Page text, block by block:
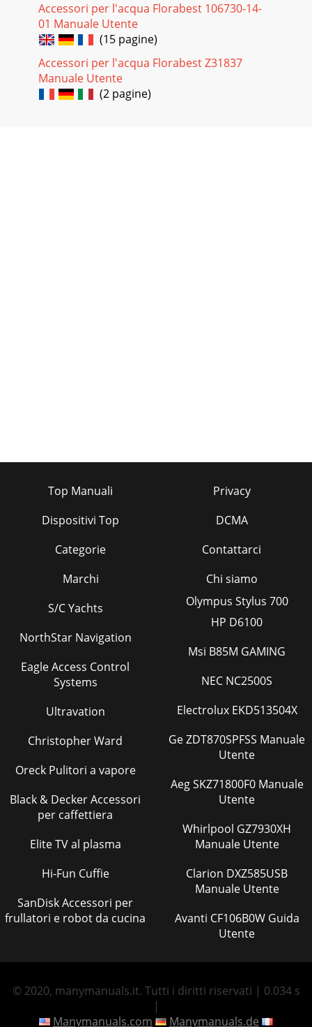
Accessori per l'acqua Florabest 106730-14-
01 Manuale Utente
(15 pagine)
Accessori per l'acqua Florabest Z31837
Manuale Utente
(2 pagine)
Top Manuali
Dispositivi Top
Categorie
Marchi
Privacy
DCMA
Contattarci
Chi siamo
S/C Yachts
NorthStar Navigation
Eagle Access Control
Systems
Ultravation
Christopher Ward
Oreck Pulitori a vapore
Black & Decker Accessori
per caffettiera
Elite TV al plasma
Hi-Fun Cuffie
SanDisk Accessori per
frullatori e robot da cucina
Olympus Stylus 700
HP D6100
Msi B85M GAMING
NEC NC2500S
Electrolux EKD513504X
Ge ZDT870SPFSS Manuale
Utente
Aeg SKZ71800F0 Manuale
Utente
Whirlpool GZ7930XH
Manuale Utente
Clarion DXZ585USB
Manuale Utente
Avanti CF106B0W Guida
Utente
© 2020, manymanuals.it. Tutti i diritti riservati | 0.034 s
|
Manymanuals.com
Manymanuals.de